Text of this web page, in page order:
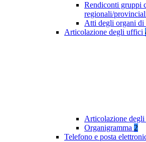
Rendiconti gruppi
regionali/
Atti degli organi di
Articolazione degli uffici
Articolazione
Organigramma 2
Telefono e posta